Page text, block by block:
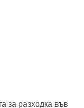
за разходка във